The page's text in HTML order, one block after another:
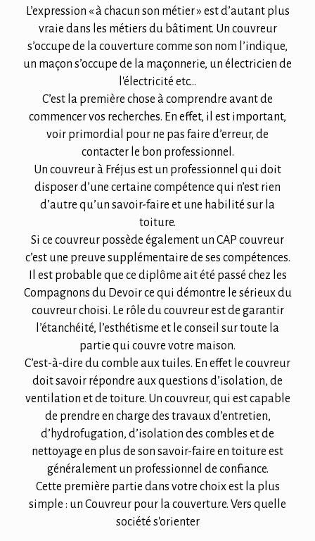
L’expression « à chacun son métier » est d’autant plus
vraie dans les métiers du bâtiment. Un couvreur
s’occupe de la couverture comme son nom l’indique,
un maçon s’occupe de la maçonnerie, un électricien de
l'électricité etc...
C’est la première chose à comprendre avant de
commencer vos recherches. En effet, il est important,
voir primordial pour ne pas faire d’erreur, de
contacter le bon professionnel.
Un couvreur à Fréjus est un professionnel qui doit
disposer d’une certaine compétence qui n’est rien
d’autre qu’un savoir-faire et une habilité sur la
toiture.
Si ce couvreur possède également un CAP couvreur
c’est une preuve supplémentaire de ses compétences.
Il est probable que ce diplôme ait été passé chez les
Compagnons du Devoir ce qui démontre le sérieux du
couvreur choisi. Le rôle du couvreur est de garantir
l’étanchéité, l’esthétisme et le conseil sur toute la
partie qui couvre votre maison.
C’est-à-dire du comble aux tuiles. En effet le couvreur
doit savoir répondre aux questions d’isolation, de
ventilation et de toiture. Un couvreur, qui est capable
de prendre en charge des travaux d’entretien,
d’hydrofugation, d’isolation des combles et de
nettoyage en plus de son savoir-faire en toiture est
généralement un professionnel de confiance.
Cette première partie dans votre choix est la plus
simple : un Couvreur pour la couverture. Vers quelle
société s'orienter